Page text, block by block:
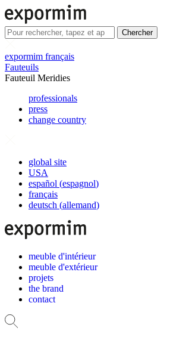
Chercher
expormim français
Fauteuils
Fauteuil Meridies
professionals
press
change country
global site
USA
español (espagnol)
français
deutsch (allemand)
meuble d'intérieur
meuble d'extérieur
projets
the brand
contact